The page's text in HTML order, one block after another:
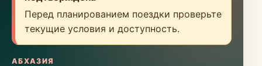
Перед планированием поездки проверьте
текущие условия и доступность.
АБХАЗИЯ